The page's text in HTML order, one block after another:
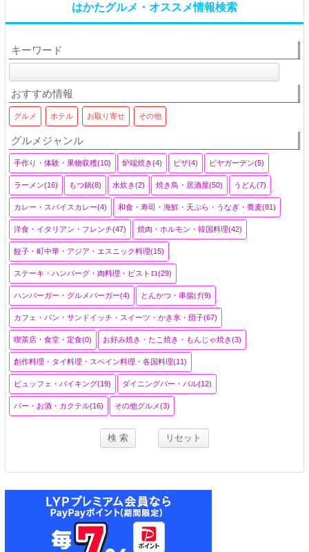
はかたグルメ・オススメ情報検索
キーワード
おすすめ情報
グルメ ホテル お取り寄せ その他
グルメジャンル
手作り・体験・果物収穫(10) 炉端焼き(4) ピザ(4) ビヤガーデン(5)
ラーメン(16) もつ鍋(8) 水炊き(2) 焼き鳥・居酒屋(50) うどん(7)
カレー・スパイスカレー(4) 和食・寿司・海鮮・天ぷら・うなぎ・蕎麦(81)
洋食・イタリアン・フレンチ(47) 焼肉・ホルモン・韓国料理(42)
餃子・町中華・アジア・エスニック料理(15)
ステーキ・ハンバーグ・肉料理・ビストロ(29)
ハンバーガー・グルメバーガー(4) とんかつ・串揚げ(9)
カフェ・パン・サンドイッチ・スイーツ・かき氷・団子(67)
喫茶店・食堂・定食(0) お好み焼き・たこ焼き・もんじゃ焼き(3)
創作料理・タイ料理・スペイン料理・各国料理(11)
ビュッフェ・バイキング(19) ダイニングバー・バル(12)
バー・お酒・カクテル(16) その他グルメ(3)